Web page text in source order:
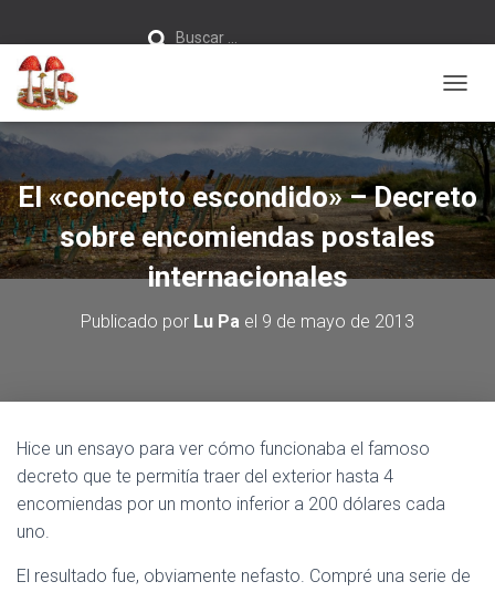
Buscar …
A
M
B
I
A
R
El «concepto escondido» – Decreto
sobre encomiendas postales
internacionales
Publicado por Lu Pa el 9 de mayo de 2013
Hice un ensayo para ver cómo funcionaba el famoso
decreto que te permitía traer del exterior hasta 4
encomiendas por un monto inferior a 200 dólares cada
uno.
El resultado fue, obviamente nefasto. Compré una serie de